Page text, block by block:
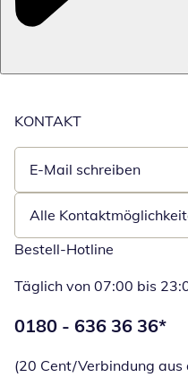
KONTAKT
E-Mail schreiben
Öffnet E-Mail-Client
Alle
Bestell-Hotline
Täglich von 07:00 bis
Telefonnummer:
0180 - 636 36 36*
(20 Cent/Verbindung aus